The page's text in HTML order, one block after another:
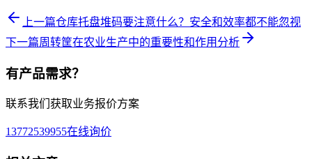
上一篇仓库托盘堆码要注意什么？安全和效率都不能忽视
下一篇周转筐在农业生产中的重要性和作用分析
有产品需求？
联系我们获取业务报价方案
13772539955在线询价